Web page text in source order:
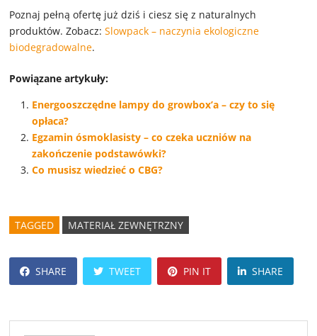
Poznaj pełną ofertę już dziś i ciesz się z naturalnych
produktów. Zobacz:Slowpack – naczynia ekologiczne
biodegradowalne.
Powiązane artykuły:
Energooszczędne lampy do growbox’a – czy to się
opłaca?
Egzamin ósmoklasisty – co czeka uczniów na
zakończenie podstawówki?
Co musisz wiedzieć o CBG?
TAGGED MATERIAŁ ZEWNĘTRZNY
SHARE TWEET PIN IT SHARE